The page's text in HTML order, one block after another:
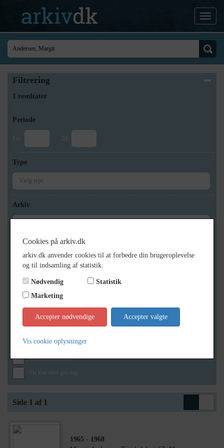
Filtrering
1 resultater
Periode
Fra Til
Type
Arkiv
Geografi
Generelt
Vis kun med billeder
Vis kun med lydklip
Vis kun med kilder
Vis kun med geo-tag
Side 1 af 1
1965 - 1968
Cookies på arkiv.dk
arkiv.dk anvender cookies til at forbedre din brugeroplevelse
og til indsamling af statistik.
Nødvendig
Statistik
Marketing
Accepter nødvendige Accepter valgte
Vis cookie oplysninger